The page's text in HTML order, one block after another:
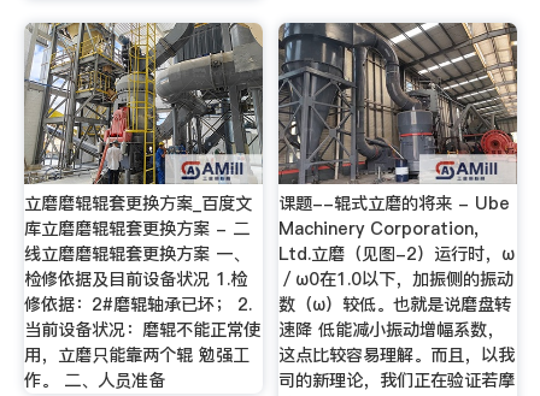
立磨磨辊辊套更换方案_百度文
库立磨磨辊辊套更换方案 - 二
线立磨磨辊辊套更换方案 一、
检修依据及目前设备状况 1.检
修依据：2#磨辊轴承已坏； 2.
当前设备状况：磨辊不能正常使
用，立磨只能靠两个辊 勉强工
作。 二、人员准备
课题--辊式立磨的将来 - Ube
Machinery Corporation,
Ltd.立磨（见图-2）运行时，ω
／ω0在1.0以下，加振侧的振动
数（ω）较低。也就是说磨盘转
速降 低能减小振动增幅系数，
这点比较容易理解。而且，以我
司的新理论，我们正在验证若摩